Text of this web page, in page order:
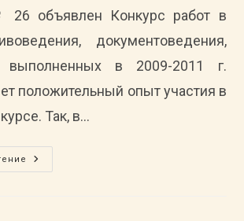
26 объявлен Конкурс работ в
документоведения,
выполненных в 2009-2011 г.
положительный опыт участия в
Так, в…
ГАСПИТО
Примет